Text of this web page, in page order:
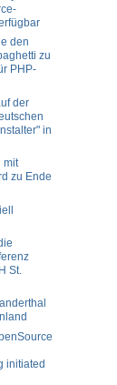
den
zu
PHP-
der
in
mit
zu Ende
St.
initiated